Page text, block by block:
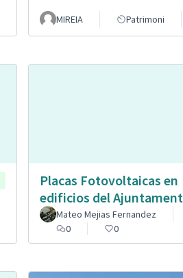
MIREIA Patrimoni
Placas Fotovoltaicas en
edificios del Ajuntament
Mateo Mejias Fernandez
0
0